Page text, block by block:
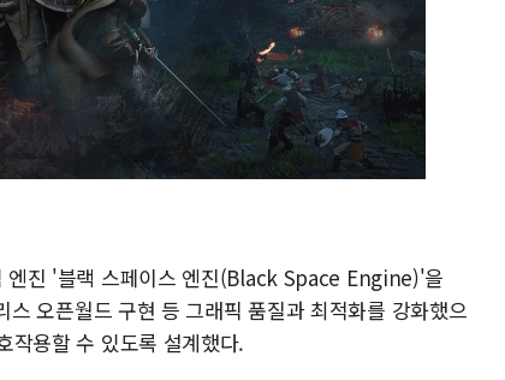
엔진 '블랙 스페이스 엔진(Black Space Engine)'을
오픈월드 구현 등 그래픽 품질과 최적화를 강화했으
작용할 수 있도록 설계했다.